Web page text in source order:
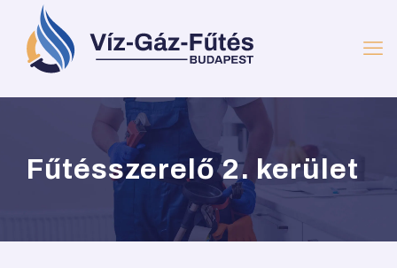
Fűtésszerelő 2. kerület